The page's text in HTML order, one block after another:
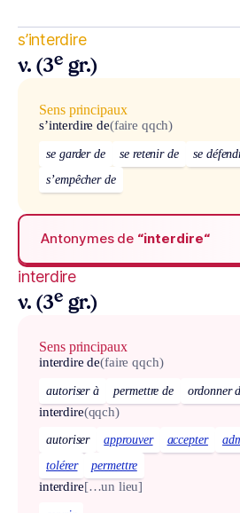
s’interdire
v. (3e gr.)
Sens principaux
s’interdire de(faire qqch)
se garder de se retenir de se
s’empêcher de
Antonymes de “interdire“
interdire
v. (3e gr.)
Sens principaux
interdire de(faire qqch)
autoriser à permettre de ordonner
interdire(qqch)
autoriser approuver accepter
tolérer
permettre
interdire[…un lieu]